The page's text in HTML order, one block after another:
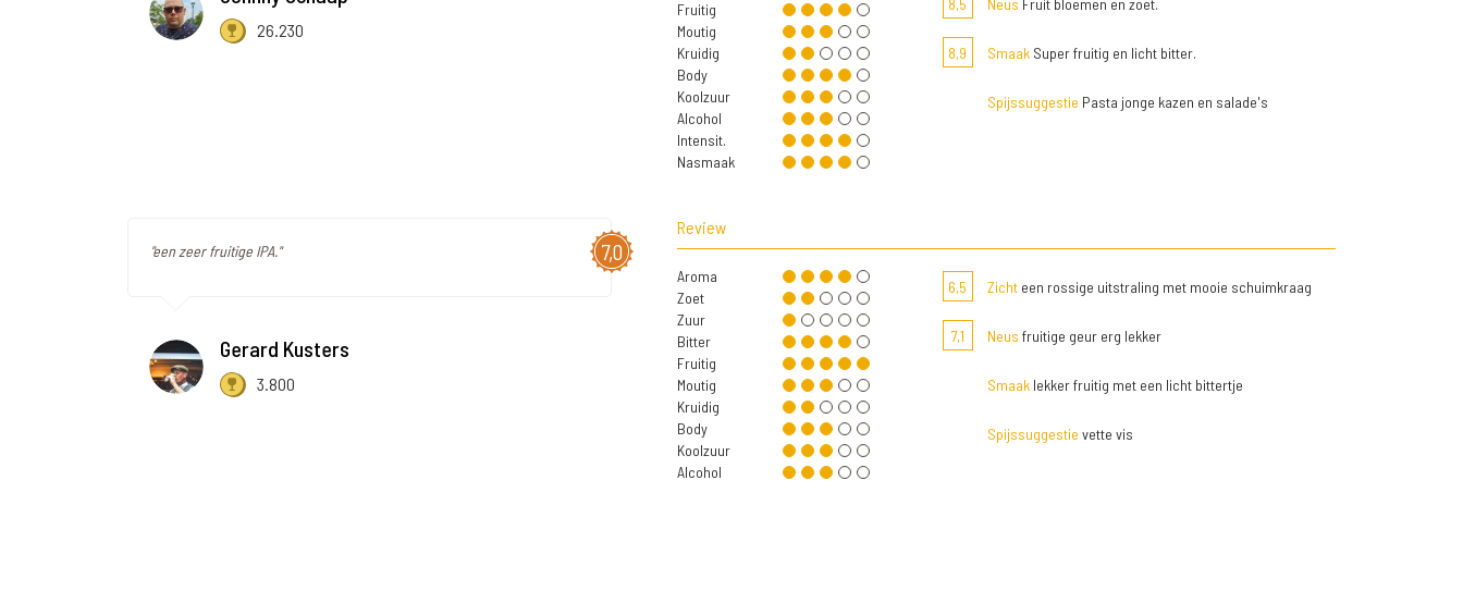
26.230
Fruitig
Moutig
Kruidig
Body
Koolzuur
Alcohol
Intensit.
Nasmaak
8,5 Neus Fruit bloemen en zoet.
8,9 SmaakSuper fruitig en licht bitter.
Spijssuggestie Pasta jonge kazen en salade's
7,0
"een zeer fruitige IPA."
Gerard Kusters
3.800
Review
Aroma
Zoet
Zuur
Bitter
Fruitig
Moutig
Kruidig
Body
Koolzuur
Alcohol
6,5 Zichteen rossige uitstraling met mooie schuimkraag
7,1 Neus fruitige geur erg lekker
Smaaklekker fruitig met een licht bittertje
Spijssuggestie vette vis